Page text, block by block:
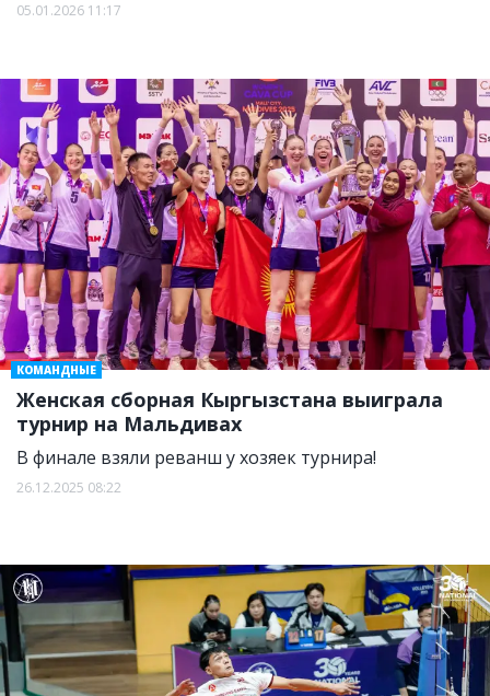
05.01.2026 11:17
Женская сборная Кыргызстана выиграла
турнир на Мальдивах
В финале взяли реванш у хозяек турнира!
26.12.2025 08:22
КОМАНДНЫЕ